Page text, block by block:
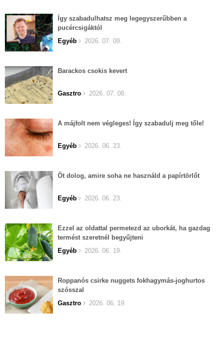
Így szabadulhatsz meg legegyszerűbben a
pucércsigáktól
Egyéb
2026. 07. 09.
Barackos csokis kevert
Gasztro 2026. 07. 08.
A májfolt nem végleges! Így szabadulj meg tőle!
Egyéb 2026. 06. 23.
Öt dolog, amire soha ne használd a papírtörlőt
Egyéb 2026. 06. 23.
Ezzel az oldattal permetezd az uborkát, ha gazdag
termést szeretnél begyűjteni
Egyéb
2026. 06. 19.
Roppanós csirke nuggets fokhagymás-joghurtos
szósszal
Gasztro
2026. 06. 19.